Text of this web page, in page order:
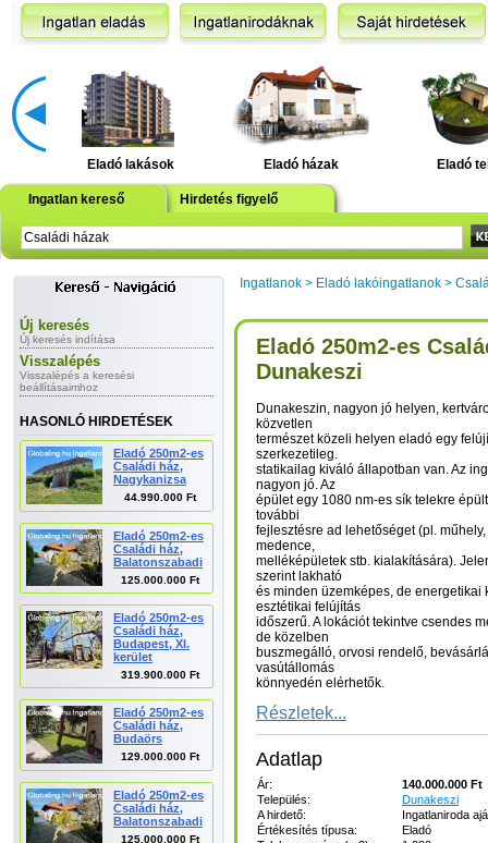
Eladó lakások Eladó házak Eladó
Ingatlan kereső Hirdetés figyelő
Új keresés
Új keresés indítása
Visszalépés
Visszalépés a keresési
beállításaimhoz
HASONLÓ HIRDETÉSEK
Eladó 250m2-es
Családi ház,
Nagykanizsa
44.990.000 Ft
Eladó 250m2-es
Családi ház,
Balatonszabadi
125.000.000 Ft
Eladó 250m2-es
Családi ház,
Budapest, XI.
kerület
319.900.000 Ft
Eladó 250m2-es
Családi ház,
Budaörs
129.000.000 Ft
Eladó 250m2-es
Családi ház,
Balatonszabadi
125.000.000 Ft
Ingatlanok > Eladó lakóingatlanok >
Eladó 250m2-es
Dunakeszi
Dunakeszin, nagyon jó helyen,
közvetlen
természet közeli helyen eladó egy
szerkezetileg.
statikailag kiváló állapotban van. Az
nagyon jó. Az
épület egy 1080 nm-es sík telekre
további
fejlesztésre ad lehetőséget (pl.
medence,
melléképületek stb. kialakítására).
szerint lakható
és minden üzemképes, de energetikai
esztétikai felújítás
időszerű. A lokációt tekintve csendes
de közelben
buszmegálló, orvosi rendelő,
vasútállomás
könnyedén elérhetők.
Részletek...
Adatlap
Ár:
140.000.000 Ft
Település:
Dunakeszi
A hirdető:
Ingatlaniroda
Értékesítés típusa:
Eladó